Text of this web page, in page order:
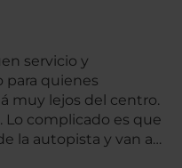
servicio y
para quienes
muy lejos del centro.
Lo complicado es que
la autopista y van a
MILANO van a